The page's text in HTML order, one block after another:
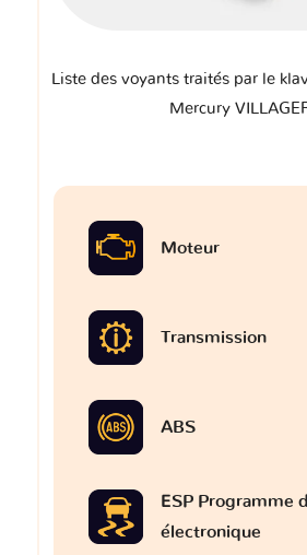
Liste des voyants traités par le
Mercury
Moteur
Transmission
ABS
ESP Programme
électronique